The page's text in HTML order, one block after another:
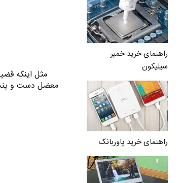
راهنمای خرید خمیر
سیلیکون
راهنمای خرید پاوربانک
مثل اینکه
معضل دست و